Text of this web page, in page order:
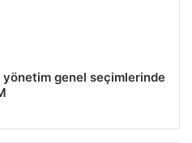
genel seçimlerinde